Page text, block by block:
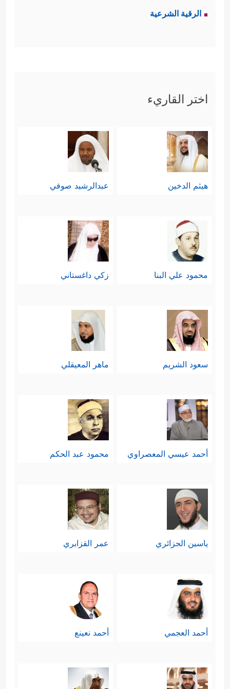
الرقية الشرعية
اختر القاريء
هيثم الدخين عبدالرشيد صوفي
محمود علي البنا زكي داغستاني
سعود الشريم ماهر المعيقلي
أحمد عيسي المعصراوي محمود عبد الحكم
ياسين الجزائري عمر القزابري
أحمد العجمي أحمد نعينع